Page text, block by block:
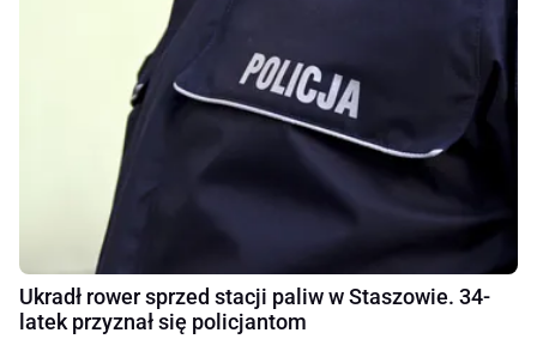
Ukradł rower sprzed stacji paliw w Staszowie. 34-
latek przyznał się policjantom